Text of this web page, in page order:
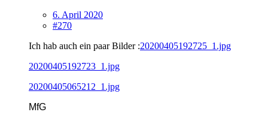
6. April 2020
#270
Ich hab auch ein paar Bilder :20200405192725_1.jpg
20200405192723_1.jpg
20200405065212_1.jpg
MfG